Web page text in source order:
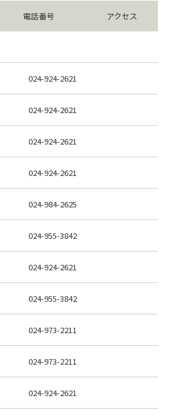
電話番号 アクセス
024-924-2621
024-924-2621
024-924-2621
024-924-2621
024-984-2625
024-955-3842
024-924-2621
024-955-3842
024-973-2211
024-973-2211
024-924-2621